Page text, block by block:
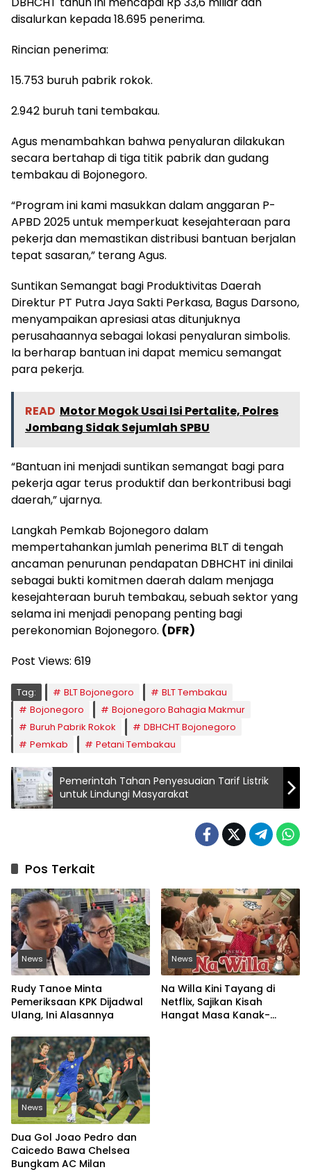
disalurkan kepada 18.695 penerima.
Rincian penerima:
15.753 buruh pabrik rokok.
2.942 buruh tani tembakau.
Agus menambahkan bahwa penyaluran dilakukan
secara bertahap di tiga titik pabrik dan gudang
tembakau di Bojonegoro.
“Program ini kami masukkan dalam anggaran P-
APBD 2025 untuk memperkuat kesejahteraan para
pekerja dan memastikan distribusi bantuan berjalan
tepat sasaran,” terang Agus.
Suntikan Semangat bagi Produktivitas Daerah
Direktur PT Putra Jaya Sakti Perkasa, Bagus Darsono,
menyampaikan apresiasi atas ditunjuknya
perusahaannya sebagai lokasi penyaluran simbolis.
Ia berharap bantuan ini dapat memicu semangat
para pekerja.
READ Motor Mogok Usai Isi Pertalite, Polres
Jombang Sidak Sejumlah SPBU
“Bantuan ini menjadi suntikan semangat bagi para
pekerja agar terus produktif dan berkontribusi bagi
daerah,” ujarnya.
Langkah Pemkab Bojonegoro dalam
mempertahankan jumlah penerima BLT di tengah
ancaman penurunan pendapatan DBHCHT ini dinilai
sebagai bukti komitmen daerah dalam menjaga
kesejahteraan buruh tembakau, sebuah sektor yang
selama ini menjadi penopang penting bagi
perekonomian Bojonegoro. (DFR)
Post Views: 619
Tag: BLT Bojonegoro
BLT Tembakau
Bojonegoro
Bojonegoro Bahagia Makmur
Buruh Pabrik Rokok
DBHCHT Bojonegoro
Pemkab
Petani Tembakau
Pemerintah Tahan Penyesuaian Tarif Listrik
untuk Lindungi Masyarakat
Pos Terkait
News
Rudy Tanoe Minta
Pemeriksaan KPK Dijadwal
Ulang, Ini Alasannya
News
Na Willa Kini Tayang di
Netflix, Sajikan Kisah
Hangat Masa Kanak-
News
Dua Gol Joao Pedro dan
Caicedo Bawa Chelsea
Bungkam AC Milan